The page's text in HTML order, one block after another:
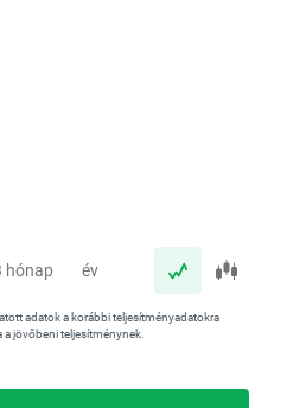
hónap év
adatok a korábbi teljesítményadatokra
jövőbeni teljesítménynek.